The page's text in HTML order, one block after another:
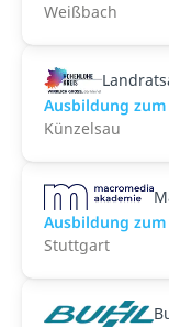
Weißbach
Ausbildung
Künzelsau
Ausbildung
Stuttgart